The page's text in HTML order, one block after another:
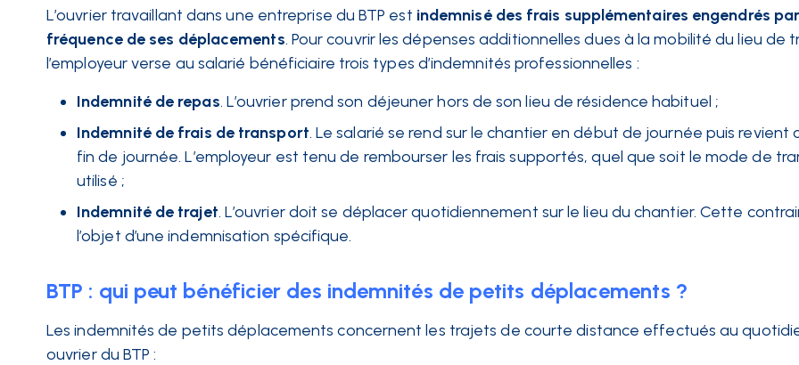
L’ouvrier travaillant dans une entreprise du BTP est indemnisé des frais supplémentaires engendrés
fréquence de ses déplacements. Pour couvrir les dépenses additionnelles dues à la mobilité du lieu de
l’employeur verse au salarié bénéficiaire trois types d’indemnités professionnelles :
Indemnité de repas. L’ouvrier prend son déjeuner hors de son lieu de résidence habituel ;
Indemnité de frais de transport. Le salarié se rend sur le chantier en début de journée puis revient
fin de journée. L’employeur est tenu de rembourser les frais supportés, quel que soit le mode de
utilisé ;
Indemnité de trajet. L’ouvrier doit se déplacer quotidiennement sur le lieu du chantier. Cette
l’objet d’une indemnisation spécifique.
BTP : qui peut bénéficier des indemnités de petits déplacements ?
Les indemnités de petits déplacements concernent les trajets de courte distance effectués au
ouvrier du BTP :